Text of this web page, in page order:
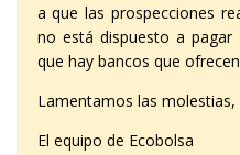
a que las prospecciones
no está dispuesto a
que hay bancos que
Lamentamos las molestias,
El equipo de Ecobolsa